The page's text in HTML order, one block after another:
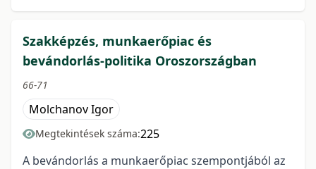
Szakképzés, munkaerőpiac és
bevándorlás-politika Oroszországban
66-71
Molchanov Igor
Megtekintések száma:225
A bevándorlás a munkaerőpiac szempontjából az